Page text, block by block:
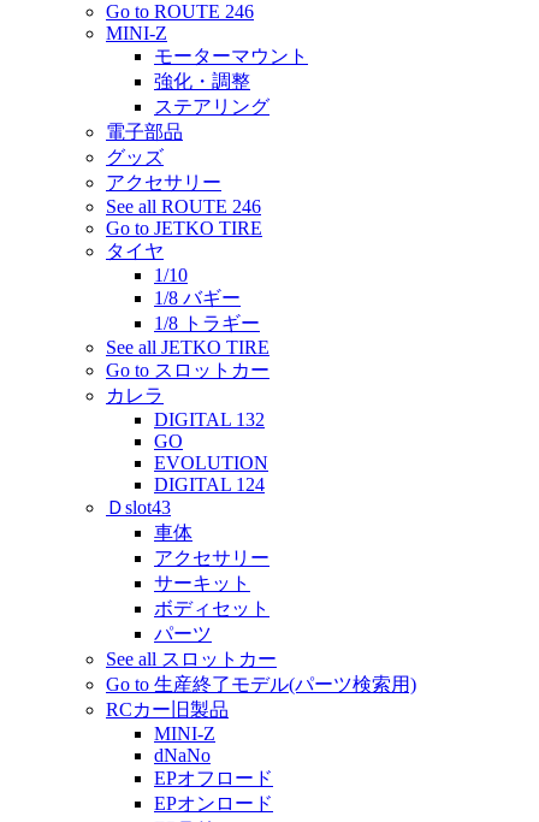
Go to ROUTE 246
MINI-Z
モーターマウント
強化・調整
ステアリング
電子部品
グッズ
アクセサリー
See all ROUTE 246
Go to JETKO TIRE
タイヤ
1/10
1/8 バギー
1/8 トラギー
See all JETKO TIRE
Go to スロットカー
カレラ
DIGITAL 132
GO
EVOLUTION
DIGITAL 124
Ｄslot43
車体
アクセサリー
サーキット
ボディセット
パーツ
See all スロットカー
Go to 生産終了モデル(パーツ検索用)
RCカー旧製品
MINI-Z
dNaNo
EPオフロード
EPオンロード